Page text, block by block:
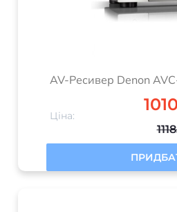
AV-Ресивер Denon
Ціна: